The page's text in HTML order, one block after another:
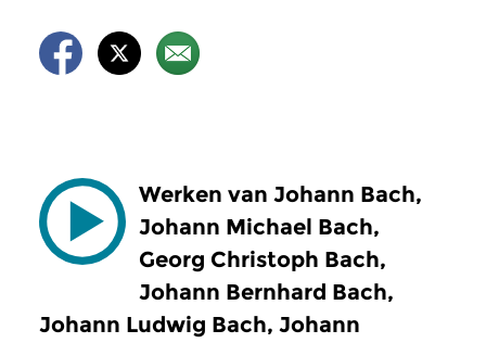
Werken van Johann Bach,
Johann Michael Bach,
Georg Christoph Bach,
Johann Bernhard Bach,
Johann Ludwig Bach, Johann